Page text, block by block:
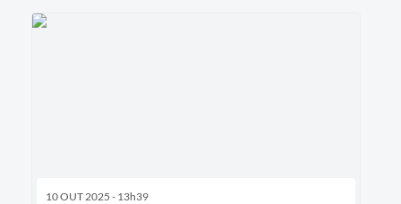
10 OUT 2025 - 13h39